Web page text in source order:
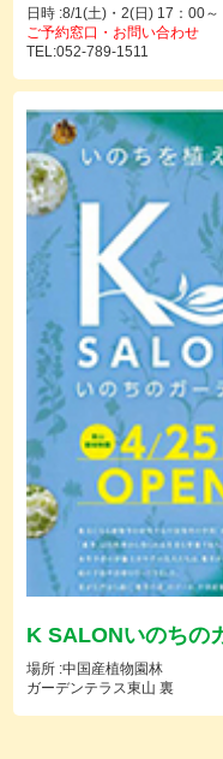
日時 :8/1(土)・2(日) 17：00～
ご予約窓口・お問い合わせ
TEL:052-789-1511
K SALONいのちの
場所 :中国産植物園林
ガーデンテラス東山 裏